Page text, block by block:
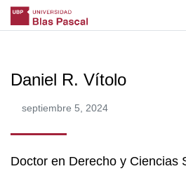
Daniel R. Vítolo
septiembre 5, 2024
Doctor en Derecho y Ciencias